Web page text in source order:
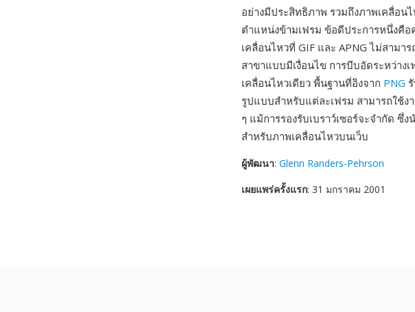
อย่างมีประสิทธิภาพ รวมถึงภาพเคลื่อน
ตำแหน่งข้ามเฟรม ข้อดีประการหนึ่งคื
เคลื่อนไหวที่ GIF และ APNG ไม่สาม
สาขาแบบมีเงื่อนไข การบีบอัดระหว่า
เคลื่อนไหวเดียว พื้นฐานที่อิงจาก PNG
รูปแบบสำหรับแต่ละเฟรม สามารถใช้ง
ๆ แม้การรองรับเบราว์เซอร์จะจำกัด ซึ่
สำหรับภาพเคลื่อนไหวบนเว็บ
ผู้พัฒนา: Glenn Randers-Pehrson
เผยแพร่ครั้งแรก: 31 มกราคม 2001